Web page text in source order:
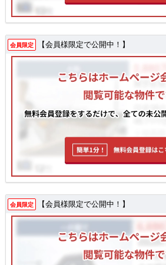
会員限定 【会員様限定で公開中！】
会員限定 【会員様限定で公開中！】